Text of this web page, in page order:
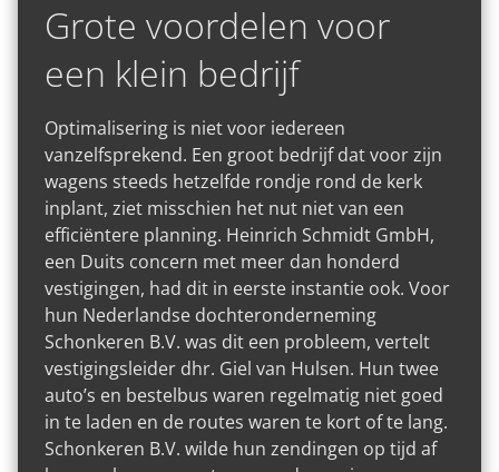
Voor wie?
Nieuws
Over ons
015 251 22 10
Grote voordelen voor
een klein bedrijf
Optimalisering is niet voor iedereen
vanzelfsprekend. Een groot bedrijf dat voor zijn
wagens steeds hetzelfde rondje rond de kerk
inplant, ziet misschien het nut niet van een
efficiëntere planning. Heinrich Schmidt GmbH,
een Duits concern met meer dan honderd
vestigingen, had dit in eerste instantie ook. Voor
hun Nederlandse dochteronderneming
Schonkeren B.V. was dit een probleem, vertelt
vestigingsleider dhr. Giel van Hulsen. Hun twee
auto’s en bestelbus waren regelmatig niet goed
in te laden en de routes waren te kort of te lang.
Schonkeren B.V. wilde hun zendingen op tijd af